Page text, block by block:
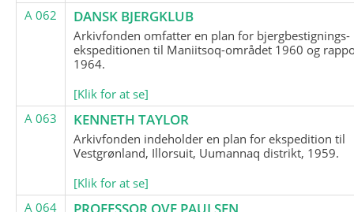
A 062
DANSK BJERGKLUB
Arkivfonden omfatter en plan for bjergbestignings-
ekspeditionen til Maniitsoq-området 1960 og
1964.
[Klik for at se]
A 063
KENNETH TAYLOR
Arkivfonden indeholder en plan for ekspedition til
Vestgrønland, Illorsuit, Uumannaq distrikt, 1959.
[Klik for at se]
A 064
PROFESSOR OVE PAULSEN